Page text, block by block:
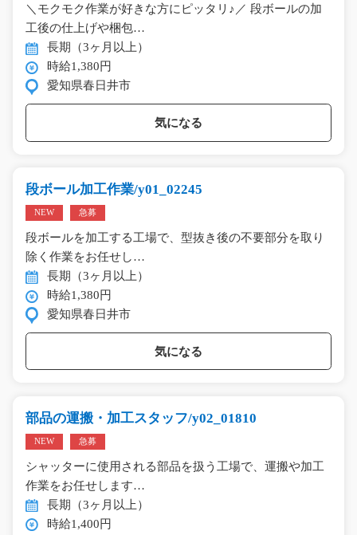
＼モクモク作業が好きな方にピッタリ♪／ 段ボールの加
工後の仕上げや梱包…
長期（3ヶ月以上）
時給1,380円
愛知県春日井市
気になる
段ボール加工作業/y01_02245
NEW 急募
段ボールを加工する工場で、型抜き後の不要部分を取り
除く作業をお任せし…
長期（3ヶ月以上）
時給1,380円
愛知県春日井市
気になる
部品の運搬・加工スタッフ/y02_01810
NEW 急募
シャッターに使用される部品を扱う工場で、運搬や加工
作業をお任せします…
長期（3ヶ月以上）
時給1,400円